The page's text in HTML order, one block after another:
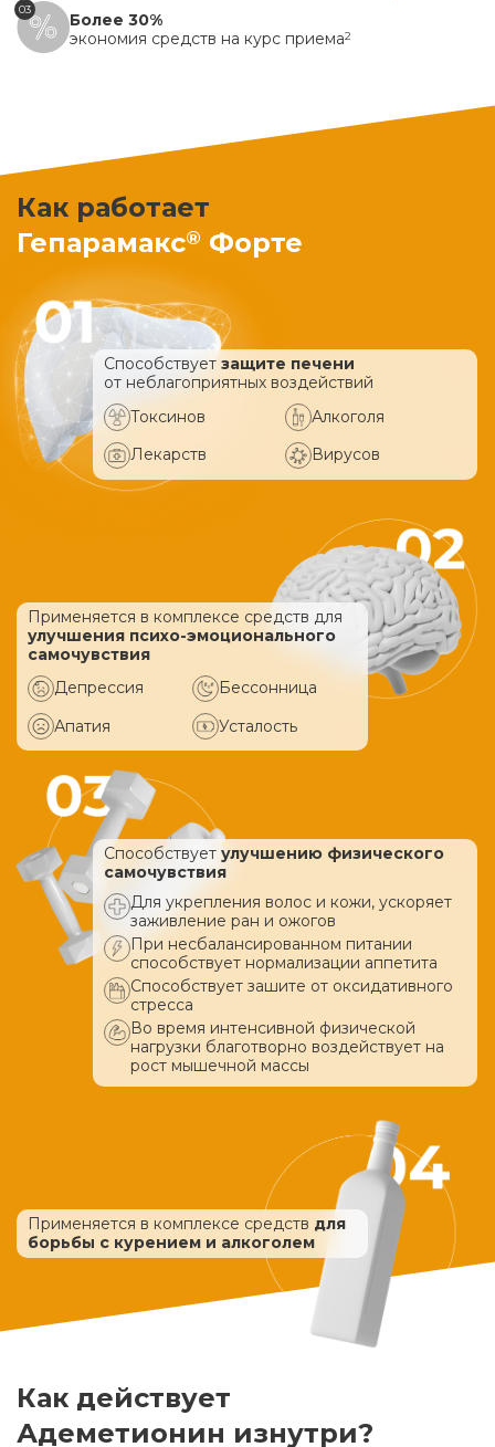
03
Более 30%
экономия средств на курс приема2
Как работает
Гепарамакс® Форте
Способствует защите печени
от неблагоприятных воздействий
Токсинов
Алкоголя
Лекарств
Вирусов
Применяется в комплексе средств для
улучшения психо-эмоционального
самочувствия
Депрессия
Бессонница
Апатия
Усталость
Способствует улучшению физического
самочувствия
Для укрепления волос и кожи, ускоряет
заживление ран и ожогов
При несбалансированном питании
способствует нормализации аппетита
Способствует зашите от оксидативного
стресса
Во время интенсивной физической
нагрузки благотворно воздействует на
рост мышечной массы
Применяется в комплексе средств для
борьбы с курением и алкоголем
Как действует
Адеметионин изнутри?